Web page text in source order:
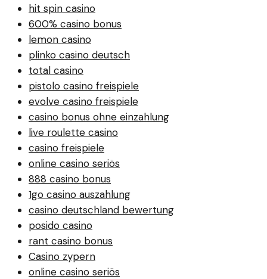
hit spin casino
600% casino bonus
lemon casino
plinko casino deutsch
total casino
pistolo casino freispiele
evolve casino freispiele
casino bonus ohne einzahlung
live roulette casino
casino freispiele
online casino seriös
888 casino bonus
1go casino auszahlung
casino deutschland bewertung
posido casino
rant casino bonus
Casino zypern
online casino seriös